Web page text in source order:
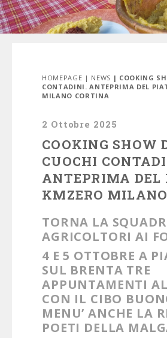
HOMEPAGE | NEWS | COOKING
CONTADINI. ANTEPRIMA DEL
MILANO CORTINA
2 Ottobre 2025
COOKING SHOW
CUOCHI
ANTEPRIMA DEL
KMZERO
TORNA LA
AGRICOLTORI AI
4 E 5 OTTOBRE A
SUL BRENTA TRE
APPUNTAMENTI
CON IL CIBO
MENU’ ANCHE LA
POETI DELLA